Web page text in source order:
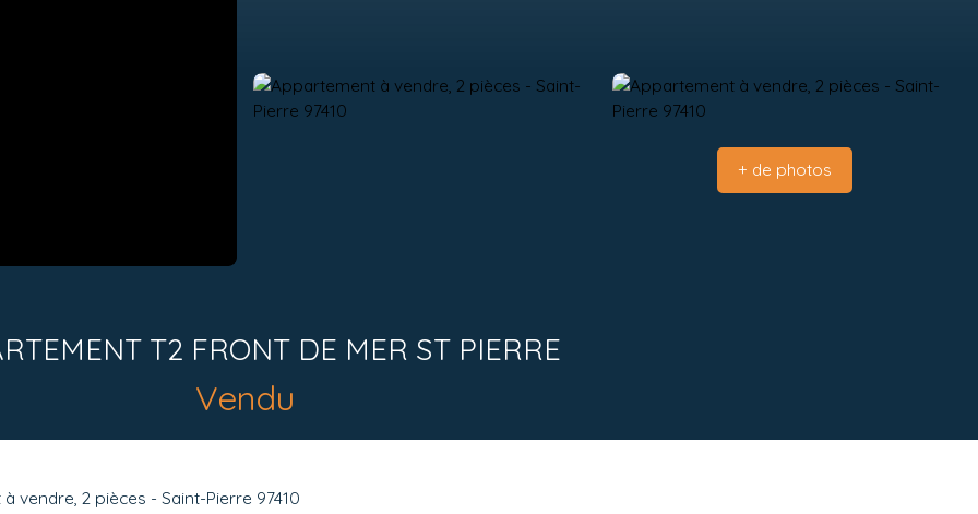
+ de photos
T2 FRONT DE MER ST PIERRE
Vendu
vendre, 2 pièces - Saint-Pierre 97410